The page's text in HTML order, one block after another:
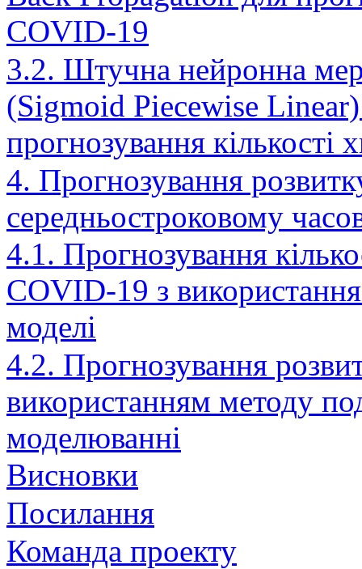
COVID-19
3.2. Штучна нейронна
(Sigmoid Piecewise
прогнозування
4. Прогнозування
середньостроковому
4.1. Прогнозування
COVID-19 з
моделі
4.2. Прогнозування
використанням методу
моделюванні
Висновки
Посилання
Команда проекту